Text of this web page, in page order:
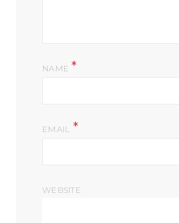
NAME *
EMAIL *
WEBSITE